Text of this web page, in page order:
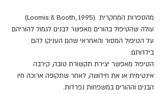
מהספרות המחקרית  (Loomis & Booth, 1995)
עולה שהטיפול בהורים מאפשר לבנים לגמול להוריהם
על הטיפול המסור והאחראי שהם העניקו להם
בילדותם.
הטיפול מאפשר יצירת תקשורת טובה, קירבה
אינטימית או את חידושה, לאחר שתקופה ארוכה חיו
הבנים וההורים במשפחות נפרדות.